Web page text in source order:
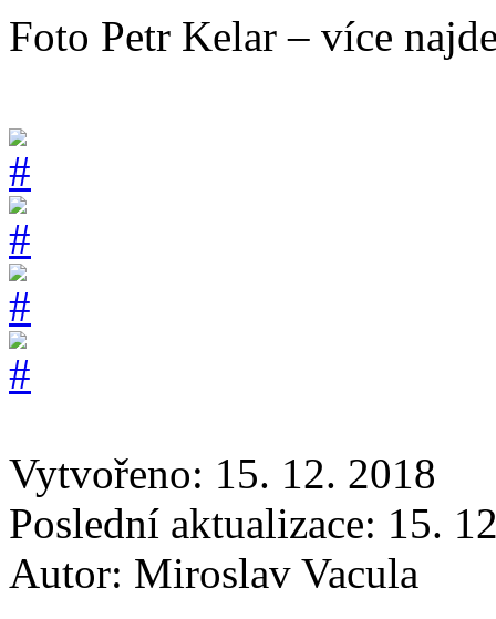
Foto Petr Kelar – více
Vytvořeno: 15. 12. 2018
Poslední aktualizace: 15.
Autor: Miroslav Vacula